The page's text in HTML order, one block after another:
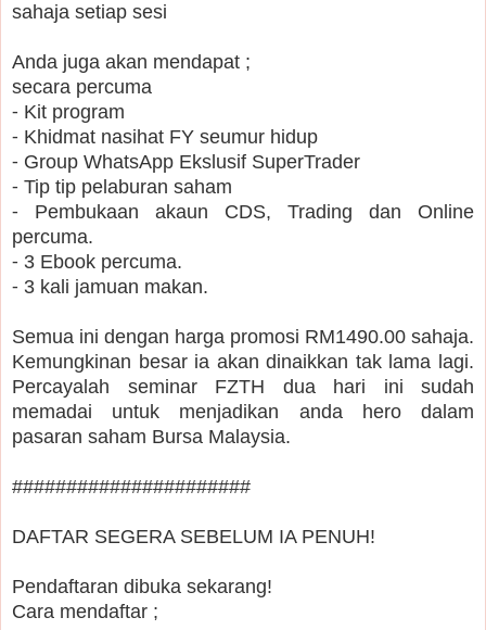
sahaja setiap sesi
Anda juga akan mendapat ;
secara percuma
⁃ Kit program
⁃ Khidmat nasihat FY seumur hidup
⁃ Group WhatsApp Ekslusif SuperTrader
⁃ Tip tip pelaburan saham
⁃ Pembukaan akaun CDS, Trading dan Online
percuma.
⁃ 3 Ebook percuma.
⁃ 3 kali jamuan makan.
Semua ini dengan harga promosi RM1490.00 sahaja.
Kemungkinan besar ia akan dinaikkan tak lama lagi.
Percayalah seminar FZTH dua hari ini sudah
memadai untuk menjadikan anda hero dalam
pasaran saham Bursa Malaysia.
######################
DAFTAR SEGERA SEBELUM IA PENUH!
Pendaftaran dibuka sekarang!
Cara mendaftar ;